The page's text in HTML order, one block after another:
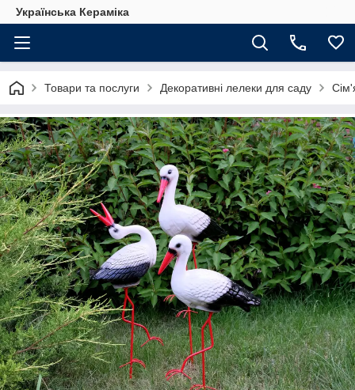
Українська Кераміка
Товари та послуги Декоративні лелеки для саду